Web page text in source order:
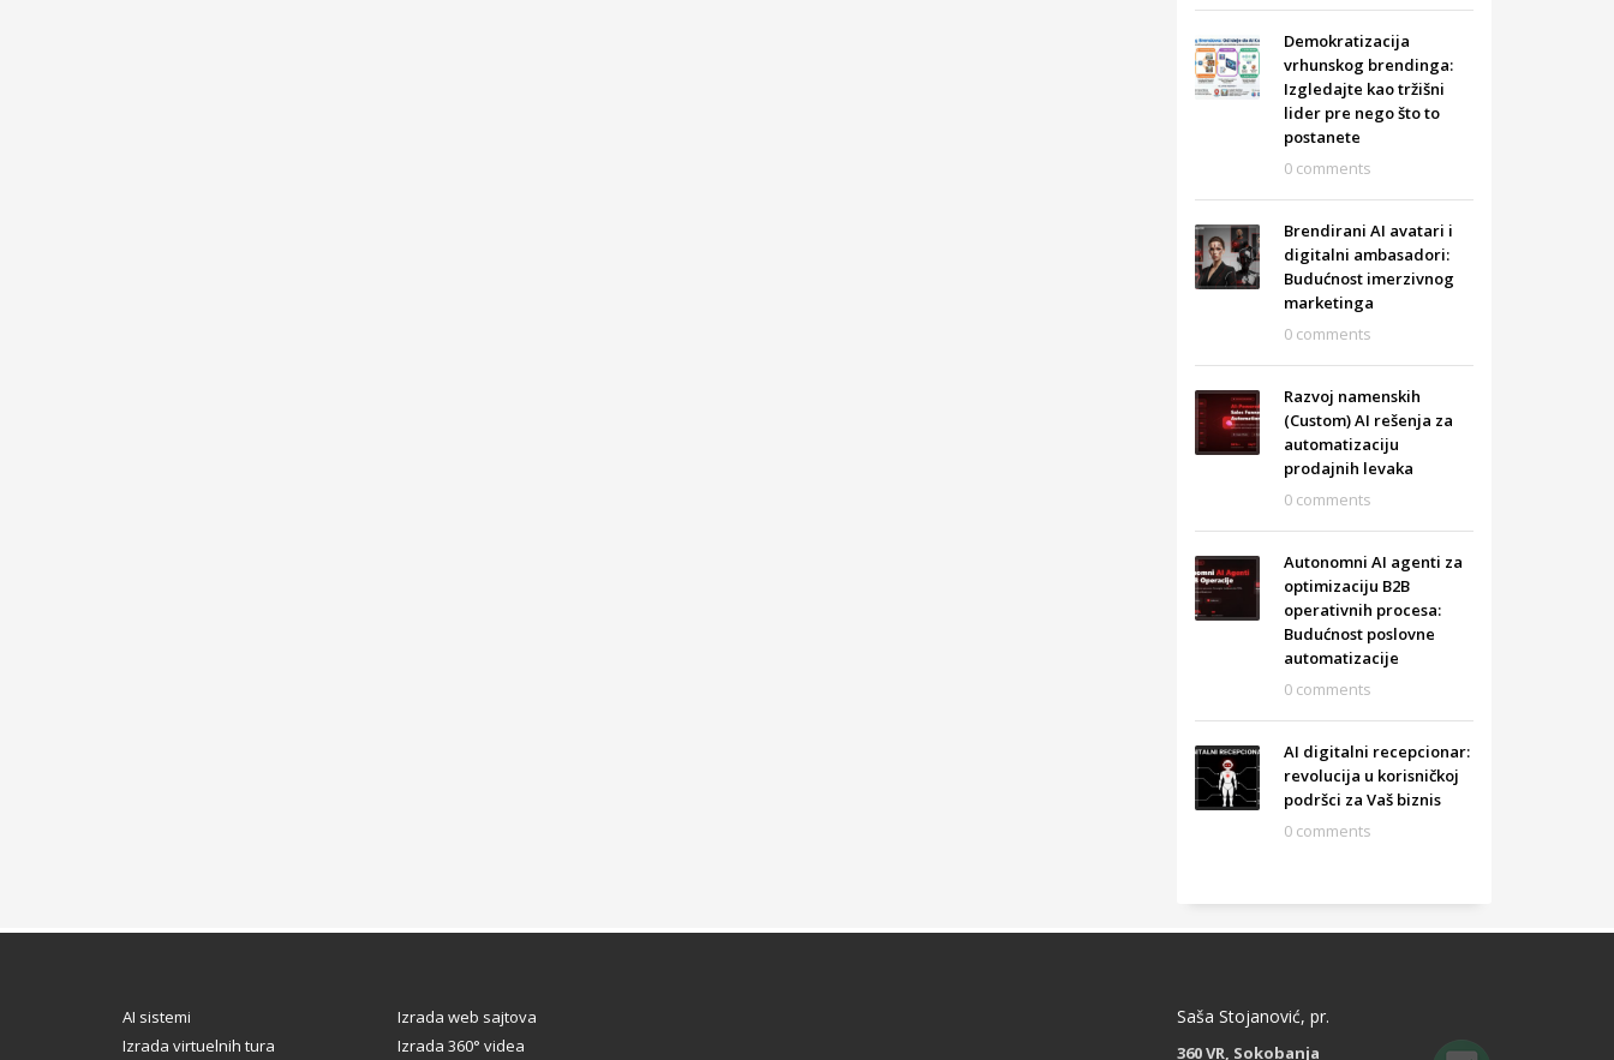
Demokratizacija
vrhunskog brendinga:
Izgledajte kao tržišni
lider pre nego što to
postanete
0 comments
Brendirani AI avatari i
digitalni ambasadori:
Budućnost imerzivnog
marketinga
0 comments
Razvoj namenskih
(Custom) AI rešenja za
automatizaciju
prodajnih levaka
0 comments
Autonomni AI agenti za
optimizaciju B2B
operativnih procesa:
Budućnost poslovne
automatizacije
0 comments
AI digitalni recepcionar:
revolucija u korisničkoj
podršci za Vaš biznis
0 comments
AI sistemi
Izrada web sajtova
Izrada virtuelnih tura
Izrada 360° videa
Saša Stojanović, pr.
360 VR, Sokobanja